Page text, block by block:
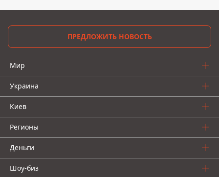
ПРЕДЛОЖИТЬ НОВОСТЬ
Мир
Украина
Киев
Регионы
Деньги
Шоу-биз